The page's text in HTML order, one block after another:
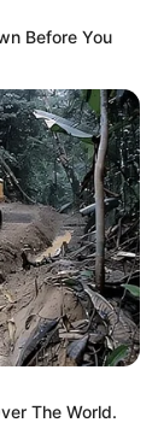
Before You
The World.